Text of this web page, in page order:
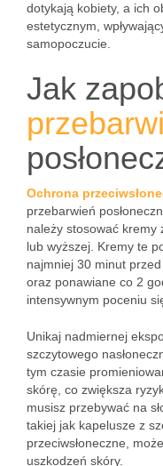
dotykają kobiety, a ich
estetycznym,
samopoczucie.
Jak
Ochrona
przebarwień
należy stosować kremy
lub wyższej. Kremy te
najmniej 30 minut
oraz ponawiane co 2
intensywnym poceniu
Unikaj nadmiernej
szczytowego
tym czasie
skórę, co zwiększa
musisz przebywać na
takiej jak kapelusze z
przeciwsłoneczne,
uszkodzeń skóry.